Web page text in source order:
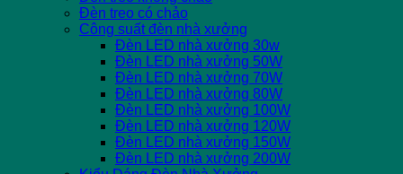
Đèn treo có chảo
Công suất đèn nhà xưởng
Đèn LED nhà xưởng 30w
Đèn LED nhà xưởng 50W
Đèn LED nhà xưởng 70W
Đèn LED nhà xưởng 80W
Đèn LED nhà xưởng 100W
Đèn LED nhà xưởng 120W
Đèn LED nhà xưởng 150W
Đèn LED nhà xưởng 200W